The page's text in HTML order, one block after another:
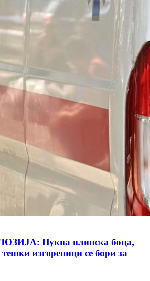
Пукна плинска боца,
изгореници се бори за